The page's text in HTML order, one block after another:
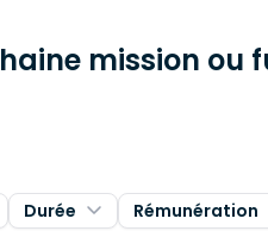
mission ou
Durée Rémunération